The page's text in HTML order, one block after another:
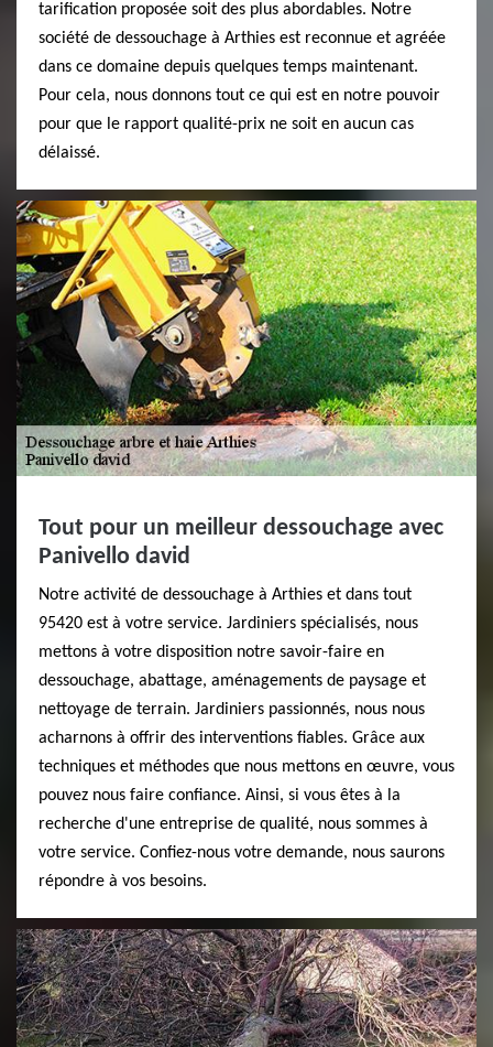
tarification proposée soit des plus abordables. Notre
société de dessouchage à Arthies est reconnue et agréée
dans ce domaine depuis quelques temps maintenant.
Pour cela, nous donnons tout ce qui est en notre pouvoir
pour que le rapport qualité-prix ne soit en aucun cas
délaissé.
Tout pour un meilleur dessouchage avec
Panivello david
Notre activité de dessouchage à Arthies et dans tout
95420 est à votre service. Jardiniers spécialisés, nous
mettons à votre disposition notre savoir-faire en
dessouchage, abattage, aménagements de paysage et
nettoyage de terrain. Jardiniers passionnés, nous nous
acharnons à offrir des interventions fiables. Grâce aux
techniques et méthodes que nous mettons en œuvre, vous
pouvez nous faire confiance. Ainsi, si vous êtes à la
recherche d'une entreprise de qualité, nous sommes à
votre service. Confiez-nous votre demande, nous saurons
répondre à vos besoins.